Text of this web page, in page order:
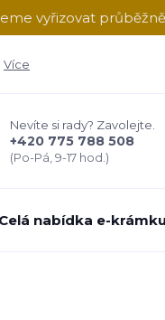
vyřizovat
Více
Nevíte si rady? Zavolejte.
+420 775 788 508
(Po-Pá, 9-17 hod.)
Celá nabídka e-krámku